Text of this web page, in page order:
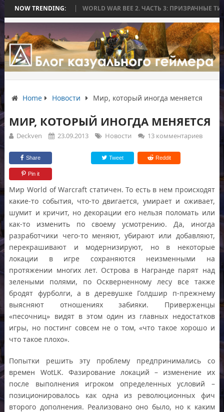
NOW TRENDING:
БЕЗ БИТВЫ WORLD WAR BEE 2. ЧАСТЬ 3: ПРИЗРАЧНЫЕ ТИТАНЫ
Home Новости Мир, который иногда меняется
МИР, КОТОРЫЙ ИНОГДА МЕНЯЕТСЯ
Deckven 23.09.2013 Новости 13 комментариев
Share Tweet Reddit
Pin it
Мир World of Warcraft статичен. То есть в нем происходят
какие-то события, что-то двигается, умирает и оживает,
шумит и кричит, но декорации его нельзя поломать или
как-то изменить по своему усмотрению. Да, иногда
разработчики чего-то меняют, убирают или добавляют,
перекрашивают и модернизируют, но в некоторые
локации в игре сохраняются неизменными на
протяжении многих лет. Острова в Награнде парят над
зелеными полями, по Оскверненному лесу все также
бродят фурболги, а в деревушке Голдшир п-прежнему
выясняют отношениях забияки. Приверженцы
«песочниц» видят в этом один из главных недостатков
игры, но постинг совсем не о том, «что такое хорошо и
что такое плохо».
Попытки решить эту проблему предпринимались со
времен WotLK. Фазирование локаций – изменение их
после выполнения игроком определенных условий –
позиционировалось как одна из революционных фич
второго дополнения. Реализовано оно было, но к каким